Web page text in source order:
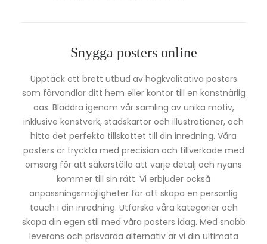
Snygga posters online
Upptäck ett brett utbud av högkvalitativa posters
som förvandlar ditt hem eller kontor till en konstnärlig
oas. Bläddra igenom vår samling av unika motiv,
inklusive konstverk, stadskartor och illustrationer, och
hitta det perfekta tillskottet till din inredning. Våra
posters är tryckta med precision och tillverkade med
omsorg för att säkerställa att varje detalj och nyans
kommer till sin rätt. Vi erbjuder också
anpassningsmöjligheter för att skapa en personlig
touch i din inredning. Utforska våra kategorier och
skapa din egen stil med våra posters idag. Med snabb
leverans och prisvärda alternativ är vi din ultimata